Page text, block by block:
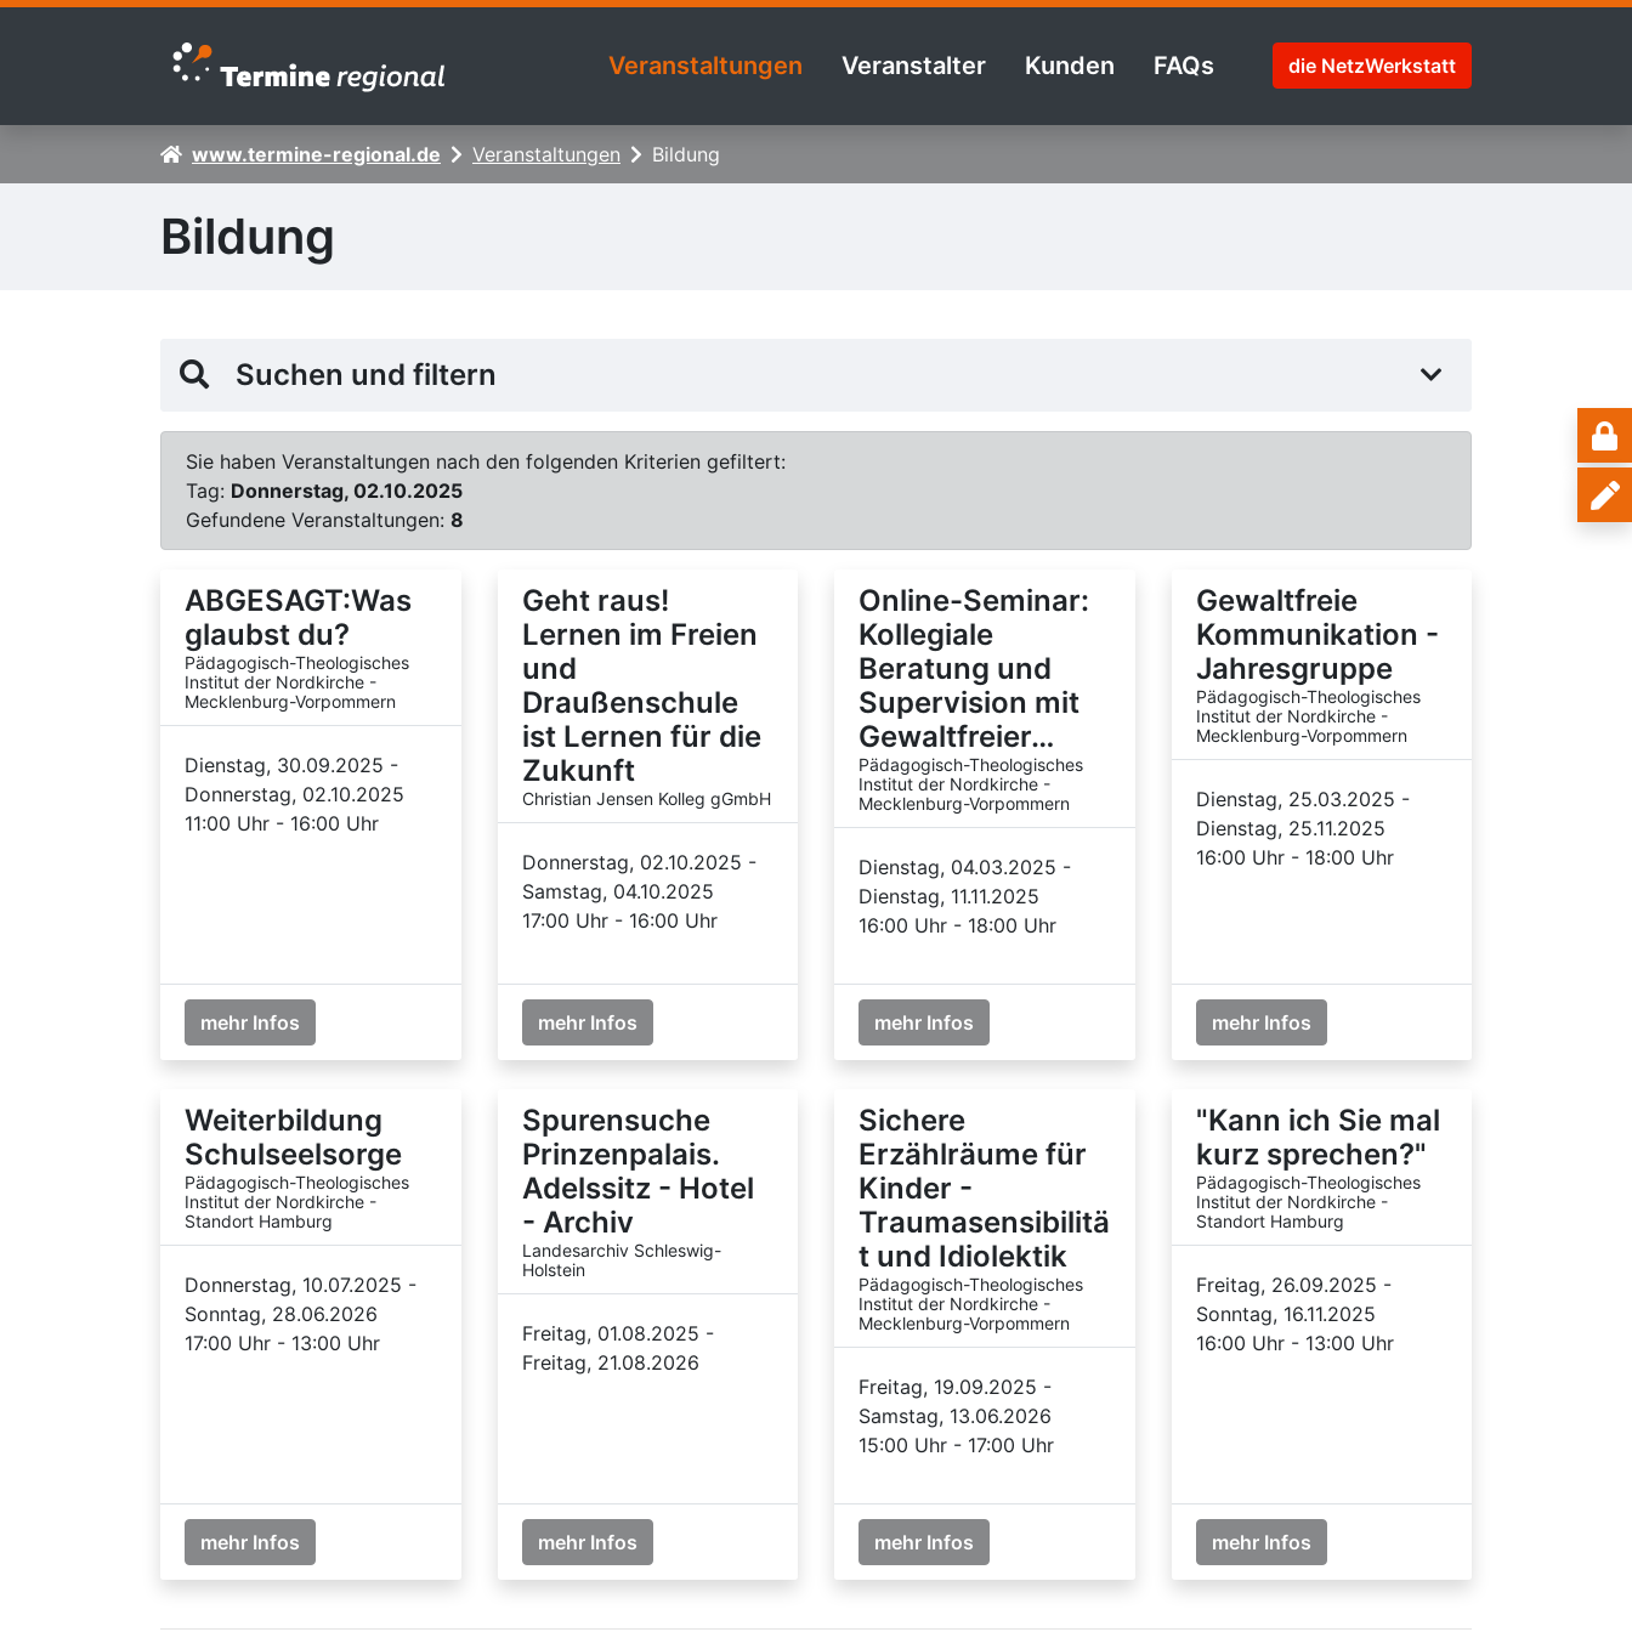
Zur Navigation springen
Zum Inhalt springen
Veranstaltungen Veranstalter Kunden FAQs die NetzWerkstatt
www.termine-regional.de Veranstaltungen Bildung
Bildung
Suchen und filtern
Sie haben Veranstaltungen nach den folgenden Kriterien gefiltert:
Tag: Donnerstag, 02.10.2025
Gefundene Veranstaltungen: 8
ABGESAGT:Was
glaubst du?
Pädagogisch-Theologisches
Institut der Nordkirche -
Mecklenburg-Vorpommern
Dienstag, 30.09.2025 -
Donnerstag, 02.10.2025
11:00 Uhr - 16:00 Uhr
mehr Infos
Geht raus!
Lernen im Freien
und
Draußenschule
ist Lernen für die
Zukunft
Christian Jensen Kolleg gGmbH
Donnerstag, 02.10.2025 -
Samstag, 04.10.2025
17:00 Uhr - 16:00 Uhr
mehr Infos
Online-Seminar:
Kollegiale
Beratung und
Supervision mit
Gewaltfreier…
Pädagogisch-Theologisches
Institut der Nordkirche -
Mecklenburg-Vorpommern
Dienstag, 04.03.2025 -
Dienstag, 11.11.2025
16:00 Uhr - 18:00 Uhr
mehr Infos
Gewaltfreie
Kommunikation -
Jahresgruppe
Pädagogisch-Theologisches
Institut der Nordkirche -
Mecklenburg-Vorpommern
Dienstag, 25.03.2025 -
Dienstag, 25.11.2025
16:00 Uhr - 18:00 Uhr
mehr Infos
Weiterbildung
Schulseelsorge
Pädagogisch-Theologisches
Institut der Nordkirche -
Standort Hamburg
Donnerstag, 10.07.2025 -
Sonntag, 28.06.2026
17:00 Uhr - 13:00 Uhr
mehr Infos
Spurensuche
Prinzenpalais.
Adelssitz - Hotel
- Archiv
Landesarchiv Schleswig-
Holstein
Freitag, 01.08.2025 -
Freitag, 21.08.2026
mehr Infos
Sichere
Erzählräume für
Kinder -
Traumasensibilitä
t und Idiolektik
Pädagogisch-Theologisches
Institut der Nordkirche -
Mecklenburg-Vorpommern
Freitag, 19.09.2025 -
Samstag, 13.06.2026
15:00 Uhr - 17:00 Uhr
mehr Infos
"Kann ich Sie mal
kurz sprechen?"
Pädagogisch-Theologisches
Institut der Nordkirche -
Standort Hamburg
Freitag, 26.09.2025 -
Sonntag, 16.11.2025
16:00 Uhr - 13:00 Uhr
mehr Infos